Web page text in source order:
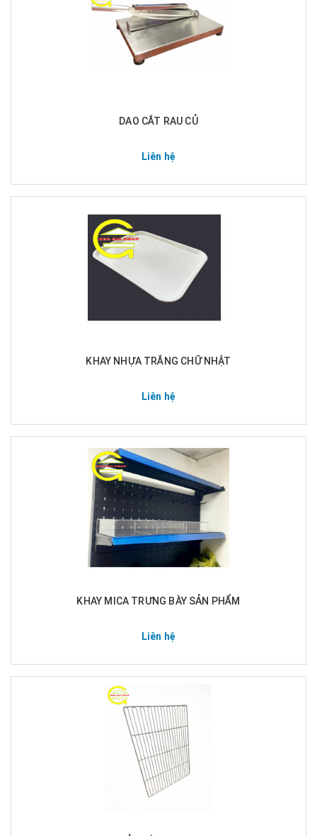
DAO CẮT RAU CỦ
Liên hệ
KHAY NHỰA TRẮNG CHỮ NHẬT
Liên hệ
KHAY MICA TRƯNG BÀY SẢN PHẨM
Liên hệ